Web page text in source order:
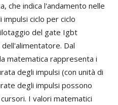
che indica l'andamento nelle
ciclo per ciclo
del gate Igbt
Dal
matematica rappresenta i
degli impulsi (con unità di
degli impulsi possono
I valori matematici